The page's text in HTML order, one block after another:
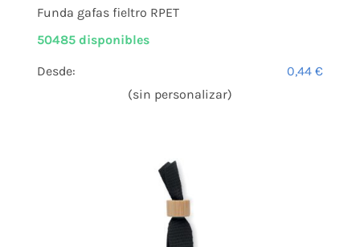
Funda gafas fieltro RPET
50485 disponibles
Desde: 0,44€
(sin personalizar)